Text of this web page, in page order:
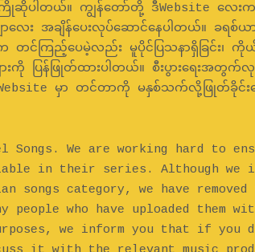
ကြိုဆိုပါတယ်။ ကျွန်တော်တို့ ဒီWebsite လေး
ေး အချိန်ပေးလုပ်ဆောင်နေပါတယ်။ ခရစ်ယ
တင်ကြည့်ပေမဲ့လည်း မူပိုင်ပြသနာရှိခြင်း၊
းကို ပြန်ဖြုတ်ထားပါတယ်။ စီးပွားရေး
မှာ တင်တာကို မနှစ်သက်လို့ဖြုတ်ခိုင်းစ
Songs. We are working hard to
in their series. Although we
category, we have removed
people who have uploaded them
we inform you that if you